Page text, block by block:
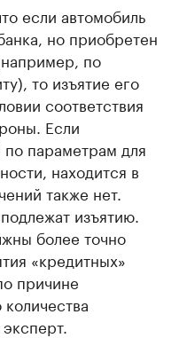
если автомобиль
но приобретен
по
то изъятие его
соответствия
Если
параметрам для
находится в
также нет.
изъятию.
более точно
«кредитных»
причине